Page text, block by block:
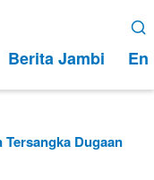
Berita Jambi
Dugaan